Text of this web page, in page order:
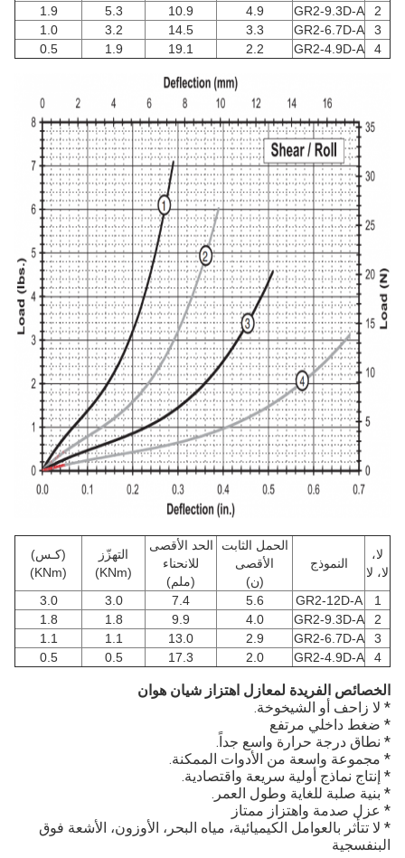
2
GR2-9.3D-A
4.9
10.9
5.3
1.9
3
GR2-6.7D-A
3.3
14.5
3.2
1.0
4
GR2-4.9D-A
2.2
19.1
1.9
0.5
لا،
لا، لا
النموذج
الحمل الثابت
الأقصى
(ن)
الحد الأقصى
للانحناء
(ملم)
التهزّز
(كـس)
GR2-12D-A
5.6
7.4
3.0
3.0
2
GR2-9.3D-A
4.0
9.9
1.8
1.8
3
GR2-6.7D-A
2.9
13.0
1.1
1.1
4
GR2-4.9D-A
2.0
17.3
0.5
0.5
الخصائص الفريدة لمعازل اهتزاز شيان هوان
* لا زاحف أو الشيخوخة.
* ضغط داخلي مرتفع
* نطاق درجة حرارة واسع جداً.
* مجموعة واسعة من الأدوات الممكنة.
* إنتاج نماذج أولية سريعة واقتصادية.
* بنية صلبة للغاية وطول العمر.
* عزل صدمة واهتزاز ممتاز
* لا تتأثر بالعوامل الكيميائية، مياه البحر، الأوزون، الأشعة فوق
البنفسجية